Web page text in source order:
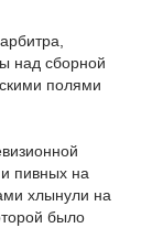
над сборной
полями
пивных на
хлынули на
было